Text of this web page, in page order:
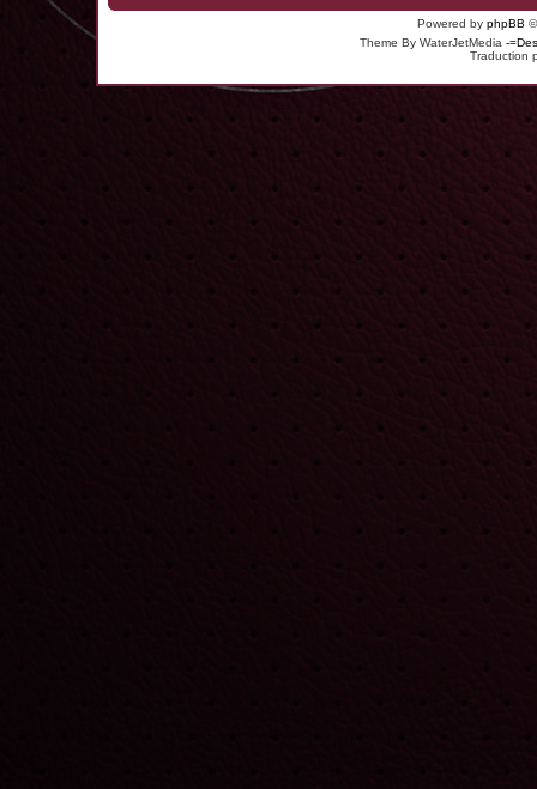
Powered by phpBB
Theme By WaterJetMedia -
Traduction